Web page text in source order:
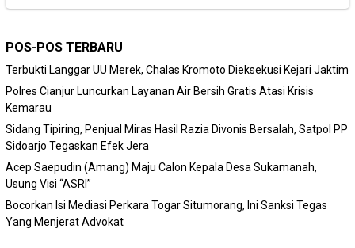
POS-POS TERBARU
Terbukti Langgar UU Merek, Chalas Kromoto Dieksekusi Kejari Jaktim
Polres Cianjur Luncurkan Layanan Air Bersih Gratis Atasi Krisis
Kemarau
Sidang Tipiring, Penjual Miras Hasil Razia Divonis Bersalah, Satpol PP
Sidoarjo Tegaskan Efek Jera
Acep Saepudin (Amang) Maju Calon Kepala Desa Sukamanah,
Usung Visi “ASRI”
Bocorkan Isi Mediasi Perkara Togar Situmorang, Ini Sanksi Tegas
Yang Menjerat Advokat